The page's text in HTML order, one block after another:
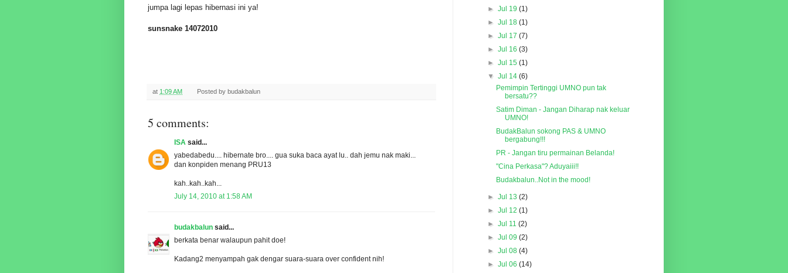
jumpa lagi lepas hibernasi ini ya!
sunsnake 14072010
at 1:09 AM Posted by budakbalun
5 comments:
ISA said...
yabedabedu.... hibernate bro.... gua suka baca ayat lu.. dah jemu nak maki...
dan konpiden menang PRU13
kah..kah..kah...
July 14, 2010 at 1:58 AM
budakbalun said...
berkata benar walaupun pahit doe!
Kadang2 menyampah gak dengar suara-suara over confident nih!
► Jul 19 (1)
► Jul 18 (1)
► Jul 17 (7)
► Jul 16 (3)
► Jul 15 (1)
▼ Jul 14 (6)
Pemimpin Tertinggi UMNO pun tak
bersatu??
Satim Diman - Jangan Diharap nak keluar
UMNO!
BudakBalun sokong PAS & UMNO
bergabung!!!
PR - Jangan tiru permainan Belanda!
"Cina Perkasa"? Aduyaiii!!
Budakbalun..Not in the mood!
► Jul 13 (2)
► Jul 12 (1)
► Jul 11 (2)
► Jul 09 (2)
► Jul 08 (4)
► Jul 06 (14)